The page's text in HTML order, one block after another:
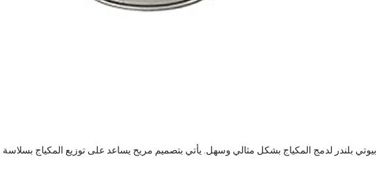
بيوتي بلندر لدمج المكياج بشكل مثالي وسهل. يأتي بتصميم مريح يساعد على توزيع المكياج بسلاسة للحصول على مظهر طبيعي.